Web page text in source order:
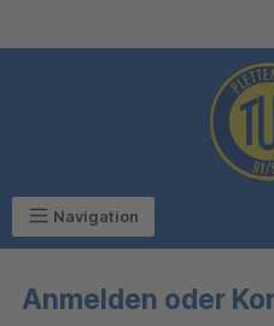
Navigation
Anmelden oder